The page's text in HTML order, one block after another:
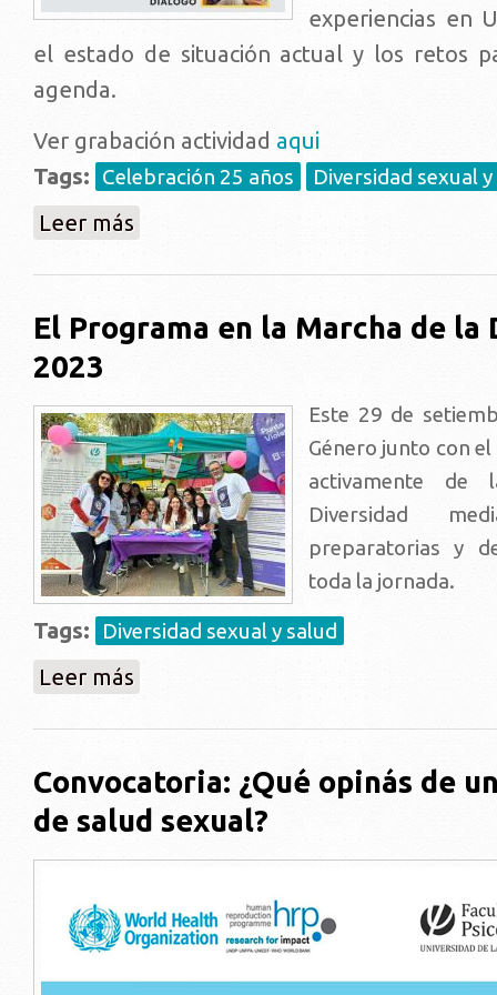
experiencias en
el estado de situación actual y los retos
agenda.
Ver grabación actividad aqui
Tags: Celebración 25 años Diversidad sexual
Leer más sobre Políticas públicas y diversidad en diálogo
El Programa en la Marcha de la
2023
Este 29 de
Género junto con
activamente
Diversidad
preparatorias y
toda la jornada.
Tags: Diversidad sexual y salud
Leer más
Convocatoria: ¿Qué opinás de
de salud sexual?